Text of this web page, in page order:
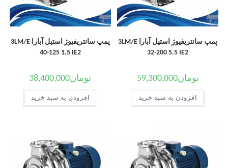
پمپ سانتریفیوژ استیل آبارا 3LM/E
32-200 5.5 IE2
تومان59,300,000
افزودن به سبد خرید
پمپ سانتریفیوژ استیل آبارا 3LM/E
40-125 1.5 IE2
تومان38,400,000
افزودن به سبد خرید